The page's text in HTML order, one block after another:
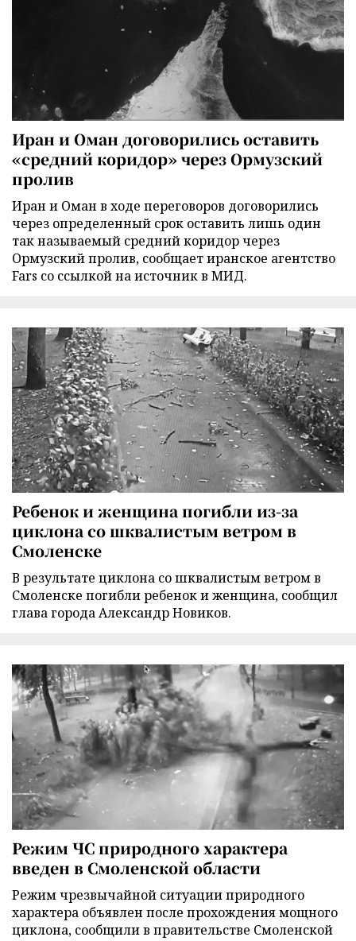
Иран и Оман договорились оставить
«средний коридор» через Ормузский
пролив
Иран и Оман в ходе переговоров договорились
через определенный срок оставить лишь один
так называемый средний коридор через
Ормузский пролив, сообщает иранское агентство
Fars со ссылкой на источник в МИД.
Ребенок и женщина погибли из-за
циклона со шквалистым ветром в
Смоленске
В результате циклона со шквалистым ветром в
Смоленске погибли ребенок и женщина, сообщил
глава города Александр Новиков.
Режим ЧС природного характера
введен в Смоленской области
Режим чрезвычайной ситуации природного
характера объявлен после прохождения мощного
циклона, сообщили в правительстве Смоленской